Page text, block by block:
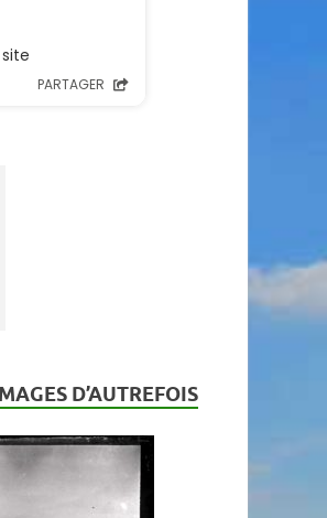
D’AUTREFOIS